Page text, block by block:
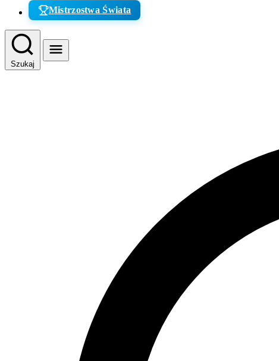
Mistrzostwa Świata
Szukaj